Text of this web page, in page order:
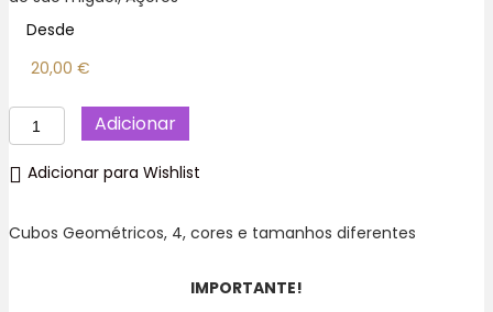
Desde
20,00 €
Quantidade
de
Cubos
Geométricos
Kit
Adicionar
Adicionar para Wishlist
Cubos Geométricos, 4, cores e tamanhos diferentes
IMPORTANTE!